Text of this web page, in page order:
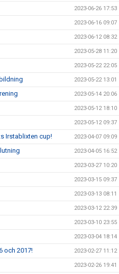
2023-06-26 17:53
2023-06-16 09:07
2023-06-12 08:32
2023-05-28 11:20
2023-05-22 22:05
2023-05-22 13:01
2023-05-14 20:06
2023-05-12 18:10
2023-05-12 09:37
Irstablixten cup! 2023-04-07 09:09
2023-04-05 16:52
2023-03-27 10:20
2023-03-15 09:37
2023-03-13 08:11
2023-03-12 22:39
2023-03-10 23:55
2023-03-04 18:14
och 2017! 2023-02-27 11:12
2023-02-26 19:41